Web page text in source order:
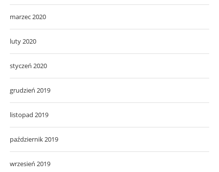
marzec 2020
luty 2020
styczeń 2020
grudzień 2019
listopad 2019
październik 2019
wrzesień 2019